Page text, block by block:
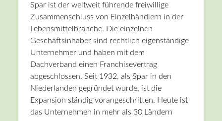
Spar ist der weltweit führende freiwillige
Zusammenschluss von Einzelhändlern in der
Lebensmittelbranche. Die einzelnen
Geschäftsinhaber sind rechtlich eigenständige
Unternehmer und haben mit dem
Dachverband einen Franchisevertrag
abgeschlossen. Seit 1932, als Spar in den
Niederlanden gegründet wurde, ist die
Expansion ständig vorangeschritten. Heute ist
das Unternehmen in mehr als 30 Ländern